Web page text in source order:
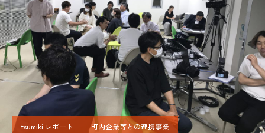
tsumiki レポート 町内企業等との連携事業